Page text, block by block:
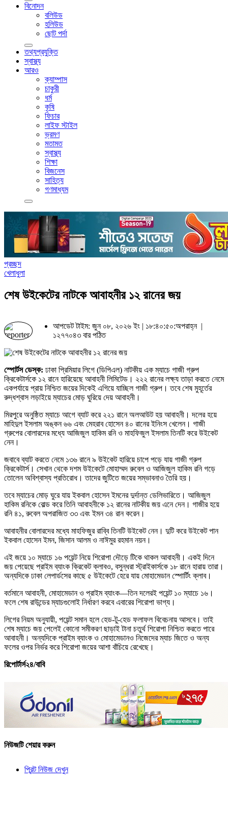
বিনোদন
বলিউড
হলিউড
ছোট পর্দা
তথ্যপ্রযুক্তি
স্বাস্থ্য
আরও
ক্যাম্পাস
চাকুরী
ধর্ম
কৃষি
ফিচার
লাইফ স্টাইল
ভ্রমণ
মতামত
স্বাস্থ্য
শিক্ষা
বিজনেস
সাহিত্য
গণমাধ্যম
প্রচ্ছদ
খেলাধুলা
শেষ উইকেটের নাটকে আবাহনীর ১২ রানের জয়
আপডেট টাইম: জুন ০৮, ২০২৬ ইং | ১৮:৪০:৫০:অপরাহ্ন |
১২৭৭০৪৩ বার পঠিত
স্পোর্টস ডেস্ক: ঢাকা প্রিমিয়ার লিগে (ডিপিএল) নাটকীয় এক ম্যাচে গাজী গ্রুপ
ক্রিকেটার্সকে ১২ রানে হারিয়েছে আবাহনী লিমিটেড। ২২২ রানের লক্ষ্য তাড়া করতে নেমে
একপর্যায়ে প্রায় নিশ্চিত জয়ের দিকেই এগিয়ে যাচ্ছিল গাজী গ্রুপ। তবে শেষ মুহূর্তের
রুদ্ধশ্বাস লড়াইয়ে ম্যাচের মোড় ঘুরিয়ে দেয় আবাহনী।
মিরপুরে অনুষ্ঠিত ম্যাচে আগে ব্যাট করে ২২১ রানে অলআউট হয় আবাহনী। দলের হয়ে
মাহিদুল ইসলাম অঙ্কন ৬৬ এবং মেহরাব হোসেন ৪০ রানের ইনিংস খেলেন। গাজী
গ্রুপের বোলারদের মধ্যে আজিজুল হাকিম রনি ও মাহফিজুল ইসলাম তিনটি করে উইকেট
নেন।
জবাবে ব্যাট করতে নেমে ১৩৬ রানে ৯ উইকেট হারিয়ে চাপে পড়ে যায় গাজী গ্রুপ
ক্রিকেটার্স। সেখান থেকে দশম উইকেটে মোহাম্মদ রুবেল ও আজিজুল হাকিম রনি গড়ে
তোলেন অবিশ্বাস্য প্রতিরোধ। তাদের জুটিতে জয়ের সম্ভাবনাও তৈরি হয়।
তবে ম্যাচের মোড় ঘুরে যায় ইকবাল হোসেন ইমনের দুর্দান্ত ডেলিভারিতে। আজিজুল
হাকিম রনিকে বোল্ড করে তিনি আবাহনীকে ১২ রানের নাটকীয় জয় এনে দেন। গাজীর হয়ে
রনি ৪১, রুবেল অপরাজিত ৩৩ এবং ইমন ৩৪ রান করেন।
আবাহনীর বোলারদের মধ্যে মাহফিজুর রাব্বি তিনটি উইকেট নেন। দুটি করে উইকেট পান
ইকবাল হোসেন ইমন, জিসান আলম ও নাঈমুর রহমান নয়ন।
এই জয়ে ১০ ম্যাচে ১৬ পয়েন্ট নিয়ে শিরোপা দৌড়ে টিকে থাকল আবাহনী। একই দিনে
জয় পেয়েছে প্রাইম ব্যাংক ক্রিকেট ক্লাবও, বসুন্ধরা স্ট্রাইকার্সকে ১৮ রানে হারায় তারা।
অন্যদিকে ঢাকা লেপার্ডসের কাছে ৫ উইকেটে হেরে যায় মোহামেডান স্পোর্টিং ক্লাব।
বর্তমানে আবাহনী, মোহামেডান ও প্রাইম ব্যাংক—তিন দলেরই পয়েন্ট ১০ ম্যাচে ১৬।
ফলে শেষ রাউন্ডের ম্যাচগুলোই নির্ধারণ করবে এবারের শিরোপা ভাগ্য।
লিগের নিয়ম অনুযায়ী, পয়েন্ট সমান হলে হেড-টু-হেড ফলাফল বিবেচনায় আসবে। তাই
শেষ ম্যাচে জয় পেলেই কোনো সমীকরণ ছাড়াই টানা চতুর্থ শিরোপা নিশ্চিত করতে পারে
আবাহনী। অন্যদিকে প্রাইম ব্যাংক ও মোহামেডানও নিজেদের ম্যাচ জিতে ও অন্য
ফলের ওপর নির্ভর করে শিরোপা জয়ের আশা বাঁচিয়ে রেখেছে।
রিপোর্টার্স২৪/বাবি
নিউজটি শেয়ার করুন
প্রিন্ট নিউজ দেখুন